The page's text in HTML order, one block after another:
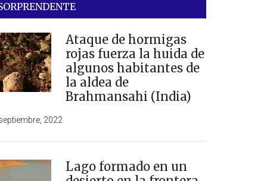
Ataque de hormigas
rojas fuerza la huida de
algunos habitantes de
la aldea de
Brahmansahi (India)
2022
Lago formado en un